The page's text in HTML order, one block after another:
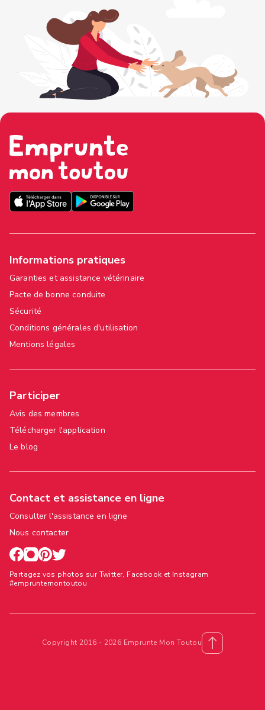
Informations pratiques
Garanties et assistance vétérinaire
Pacte de bonne conduite
Sécurité
Conditions générales d'utilisation
Mentions légales
Participer
Avis des membres
Télécharger l'application
Le blog
Contact et assistance en ligne
Consulter l'assistance en ligne
Nous contacter
Partagez vos photos sur Twitter, Facebook et Instagram
#empruntemontoutou
Copyright 2016 - 2026 Emprunte Mon Toutou